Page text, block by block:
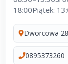
18:00Piątek:
Dworcowa
0895373260